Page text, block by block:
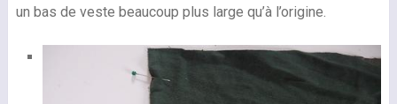
un bas de veste beaucoup plus large qu’à l’origine.